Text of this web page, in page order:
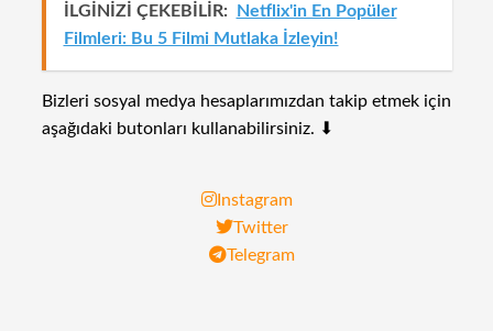
İLGİNİZİ ÇEKEBİLİR: Netflix'in En Popüler
Filmleri: Bu 5 Filmi Mutlaka İzleyin!
Bizleri sosyal medya hesaplarımızdan takip etmek için
aşağıdaki butonları kullanabilirsiniz. ⬇
Instagram
Twitter
Telegram